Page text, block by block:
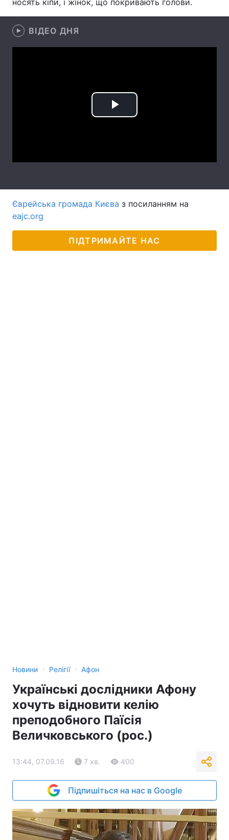
Архів Вакансії
Контакти
носять кіпи, і жінок, що покривають голови.
ВІДЕО ДНЯ
Play
Єврейська громада Києва з посиланням на
eajc.org
ПІДТРИМАЙТЕ НАС
Новини › Релігії › Афон
Українські дослідники Афону
хочуть відновити келію
преподобного Паїсія
Величковського (рос.)
13:44, 07.09.16 7 хв. 400
Підпишіться на нас в Google